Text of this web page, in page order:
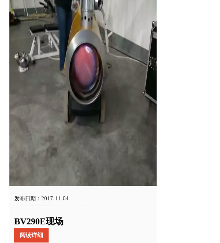
发布日期：2017-11-04
BV290E现场
阅读详细